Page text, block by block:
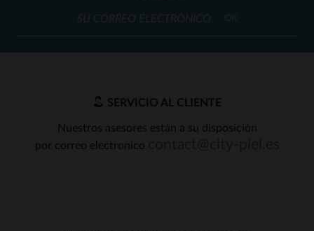
OK
SERVICIO AL CLIENTE
Nuestros asesores están a su disposición
por correo electronico